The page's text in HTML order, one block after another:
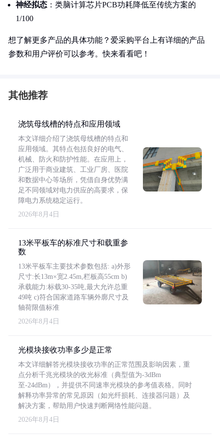
神经拟态 ：类脑计算芯片PCB功耗降低至传统方案的
1/100
想了解更多产品的具体功能？爱采购平台上有详细的产品
参数和用户评价可以参考。快来看看吧！
其他推荐
浇筑母线槽的特点和应用领域
本文详细介绍了浇筑母线槽的特点和
应用领域。其特点包括良好的电气、
机械、防火和防护性能。在应用上，
广泛用于商业建筑、工业厂房、医院
和数据中心等场所，凭借自身优势满
足不同领域对电力供应的高要求，保
障电力系统稳定运行。
2026年8月4日
13米平板车的标准尺寸和载重参
数
13米平板车主要技术参数包括: a)外形
尺寸:长13m×宽2.45m,栏板高55cm b)
承载能力:标载30-35吨,最大允许总重
49吨 c)符合国家道路车辆外廓尺寸及
轴荷限值标准
2026年8月4日
光模块接收功率多少是正常
本文详细解答光模块接收功率的正常范围及影响因素，重
点分析千兆光模块的收光标准（典型值为-3dBm
至-24dBm），并提供不同速率光模块的参考值表格。同时
解释功率异常的常见原因（如光纤损耗、连接器问题）及
解决方案，帮助用户快速判断网络性能问题。
2026年8月4日